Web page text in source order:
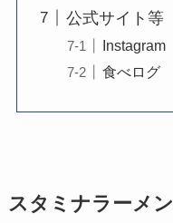
公式サイト等
Instagram
食べログ
スタミナラーメン